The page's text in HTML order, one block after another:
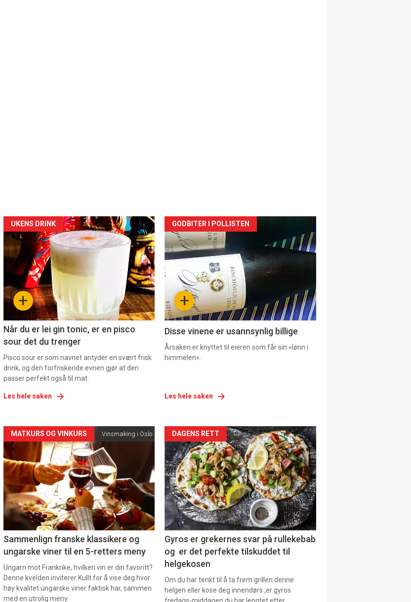
Forsiden
akkurat
nå
-
+
UKENS DRINK
Når du er lei gin tonic, er en pisco
sour det du trenger
Pisco sour er som navnet antyder en svært frisk
drink, og den forfriskende evnen gjør at den
passer perfekt også til mat.
Les hele saken
Forsiden
akkurat
nå
3 +
GODBITER I POLLISTEN
Disse vinene er usannsynlig billige
Årsaken er knyttet til eieren som får sin «lønn i
himmelen».
Les hele saken
Forsiden
akkurat
nå
-
5
MATKURS OG VINKURS Vinsmaking i Oslo
Sammenlign franske klassikere og
ungarske viner til en 5-retters meny
Ungarn mot Frankrike, hvilken vin er din favoritt?
Denne kvelden inviterer Kullt for å vise deg hvor
høy kvalitet ungarske viner faktisk har, sammen
med en utrolig meny.
Forsiden
akkurat
nå
-
6
DAGENS RETT
Gyros er grekernes svar på rullekebab
og er det perfekte tilskuddet til
helgekosen
Om du har tenkt til å ta frem grillen denne
helgen eller kose deg innendørs ,er gyros